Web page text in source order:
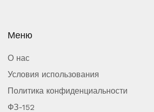
Меню
О нас
Условия использования
Политика конфиденциальности
ФЗ-152